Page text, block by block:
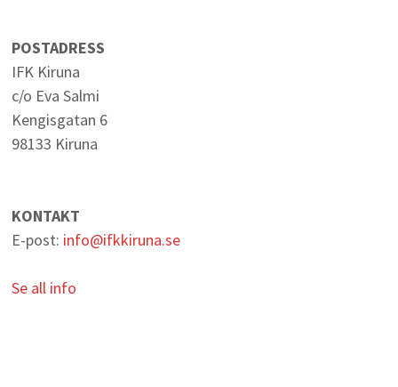
POSTADRESS
IFK Kiruna
c/o Eva Salmi
Kengisgatan 6
98133 Kiruna
KONTAKT
E-post: info@ifkkiruna.se
Se all info